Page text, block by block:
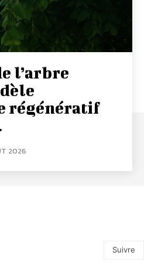
l’arbre
régénératif
2026
Suivre